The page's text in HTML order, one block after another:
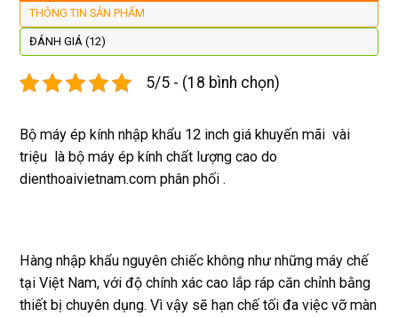
xịn
phí.
Rất
bền
THÔNG TIN SẢN PHẨM
ĐÁNH GIÁ (12)
5/5 - (18 bình chọn)
Bộ máy ép kính nhập khẩu 12 inch giá khuyến mãi vài
triệu là bộ máy ép kính chất lượng cao do
dienthoaivietnam.com phân phối .
Hàng nhập khẩu nguyên chiếc không như những máy chế
tại Việt Nam, với độ chính xác cao lắp ráp căn chỉnh bằng
thiết bị chuyên dụng. Vì vậy sẽ hạn chế tối đa việc vỡ màn